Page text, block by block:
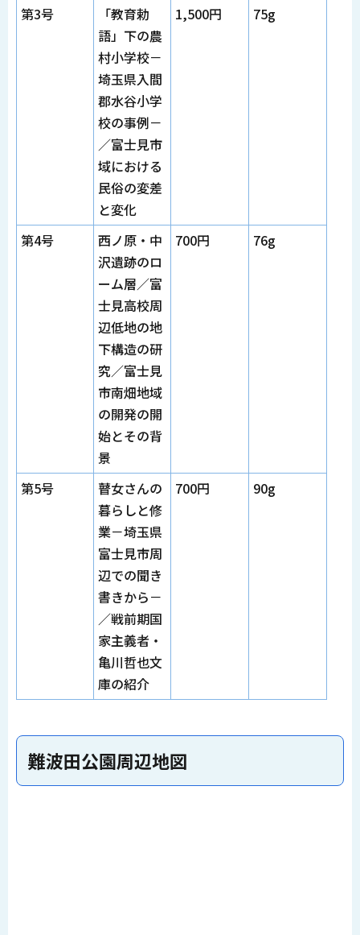
第3号
「教育勅
語」下の農
村小学校－
埼玉県入間
郡水谷小学
校の事例－
／富士見市
域における
民俗の変差
と変化
1,500円 75g
第4号
西ノ原・中
沢遺跡のロ
ーム層／富
士見高校周
辺低地の地
下構造の研
究／富士見
市南畑地域
の開発の開
始とその背
景
700円 76g
第5号
瞽女さんの
暮らしと修
業－埼玉県
富士見市周
辺での聞き
書きから－
／戦前期国
家主義者・
亀川哲也文
庫の紹介
700円 90g
難波田公園周辺地図